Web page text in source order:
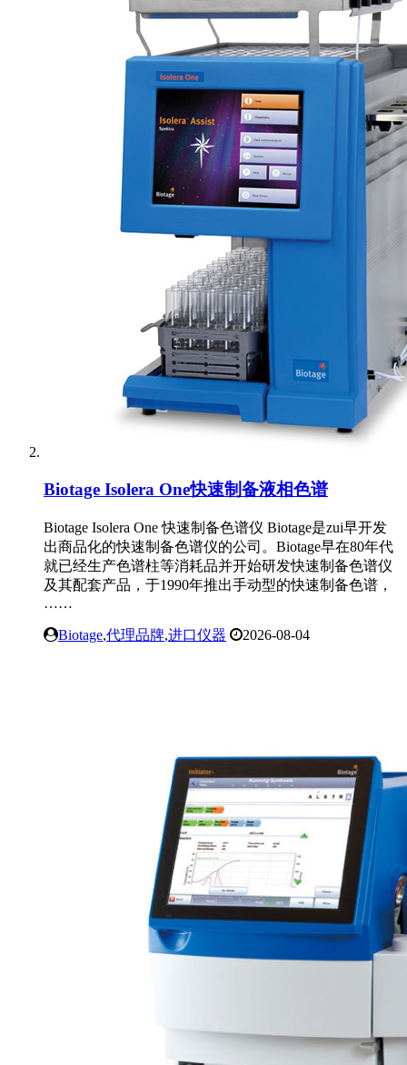
Biotage Isolera One快速制备液相色谱
Biotage Isolera One 快速制备色谱仪 Biotage是zui早开发
出商品化的快速制备色谱仪的公司。Biotage早在80年代
就已经生产色谱柱等消耗品并开始研发快速制备色谱仪
及其配套产品，于1990年推出手动型的快速制备色谱，
……
Biotage,代理品牌,进口仪器 2026-08-04